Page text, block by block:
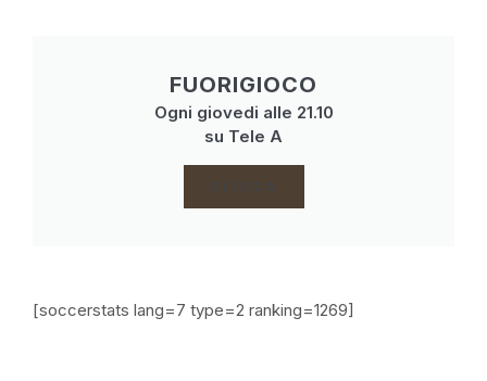
FUORIGIOCO
Ogni giovedi alle 21.10
su Tele A
CLICCA
[soccerstats lang=7 type=2 ranking=1269]